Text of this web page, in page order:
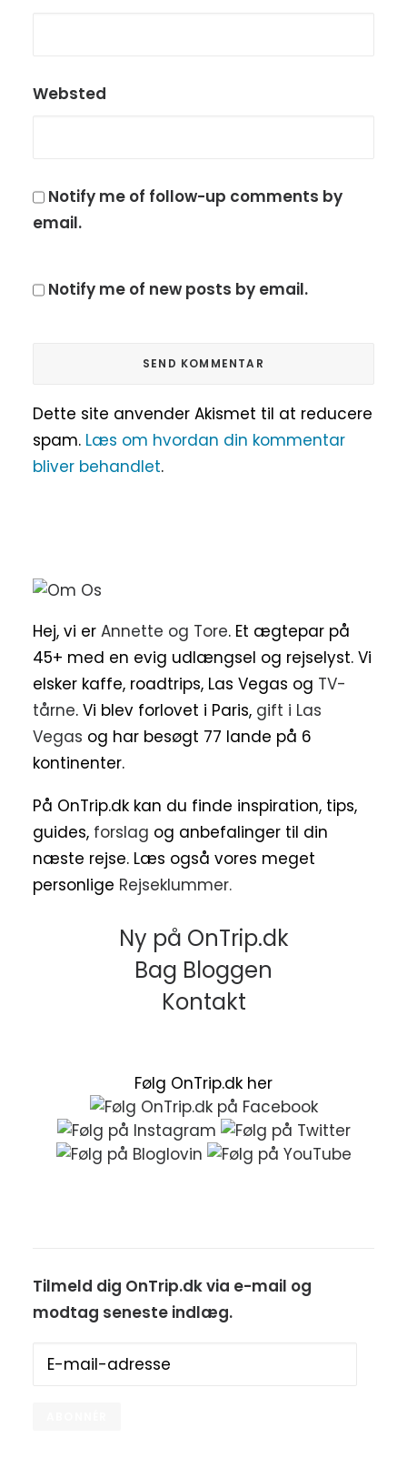
Websted
Notify me of follow-up comments by
email.
Notify me of new posts by email.
Dette site anvender Akismet til at reducere
spam. Læs om hvordan din kommentar
bliver behandlet.
Hej, vi er Annette og Tore. Et ægtepar på
45+ med en evig udlængsel og rejselyst. Vi
elsker kaffe, roadtrips, Las Vegas og TV-
tårne. Vi blev forlovet i Paris, gift i Las
Vegas og har besøgt 77 lande på 6
kontinenter.
På OnTrip.dk kan du finde inspiration, tips,
guides, forslag og anbefalinger til din
næste rejse. Læs også vores meget
personlige Rejseklummer.
Ny på OnTrip.dk
Bag Bloggen
Kontakt
Følg OnTrip.dk her
Tilmeld dig OnTrip.dk via e-mail og
modtag seneste indlæg.